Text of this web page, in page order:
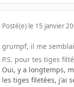
Posté(e) le 15 janvier
grumpf, il me
P.S. pour tes tiges
Oui, y a longtemps,
les tiges filetées, j'ai